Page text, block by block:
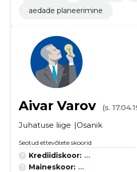
aedade planeerimine
Aivar Varov
(s.
Juhatuse liige
Osanik
Seotud ettevõtete skoorid
Krediidiskoor: ...
Maineskoor: ...